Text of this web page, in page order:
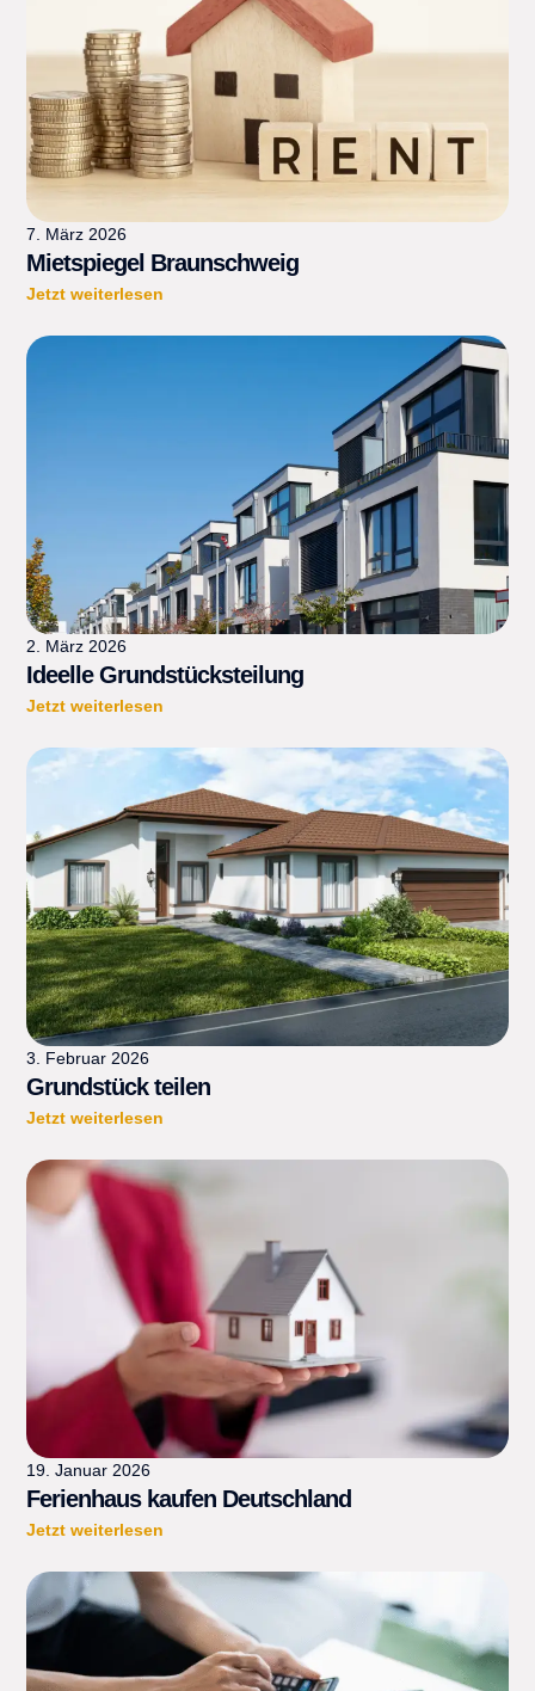
7. März 2026
Mietspiegel Braunschweig
Jetzt weiterlesen
2. März 2026
Ideelle Grundstücksteilung
Jetzt weiterlesen
3. Februar 2026
Grundstück teilen
Jetzt weiterlesen
19. Januar 2026
Ferienhaus kaufen Deutschland
Jetzt weiterlesen